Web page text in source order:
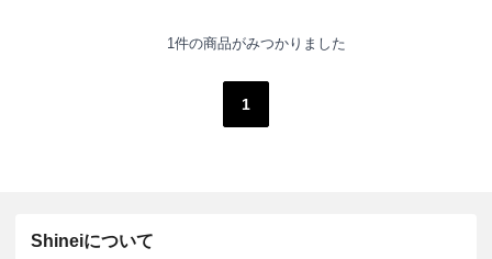
1件の商品がみつかりました
1
Shineiについて